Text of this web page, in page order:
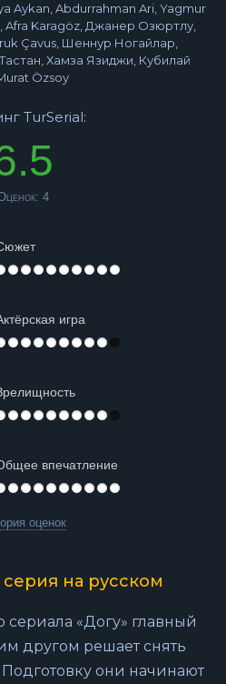
Aykan, Abdurrahman Ari, Yagmur
Afra Karagöz, Джанер Озюртлу,
Çavus, Шеннур Ногайлар,
Хамза Язиджи, Кубилай
Özsoy
TurSerial:
4
игра
впечатление
оценок
на русском
сериала «Догу» главный
другом решает снять
они начинают